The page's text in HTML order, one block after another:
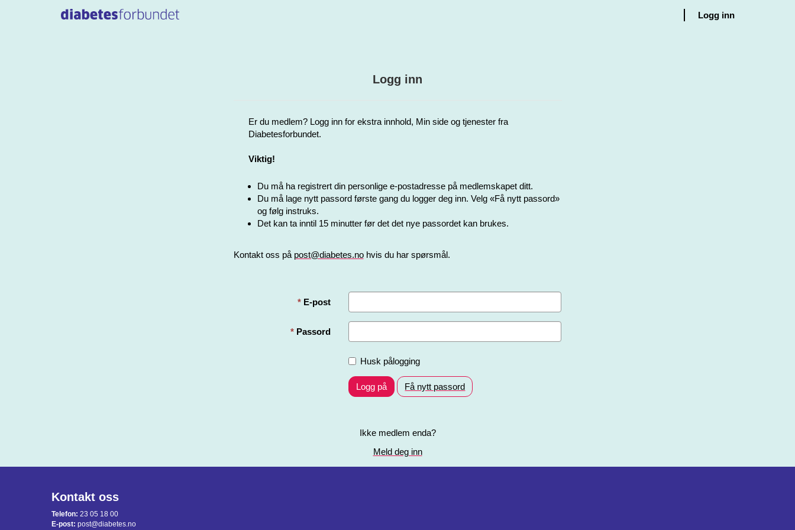
Logg inn
Logg inn
Er du medlem? Logg inn for ekstra innhold, Min side og tjenester fra
Diabetesforbundet.
Viktig!
Du må ha registrert din personlige e-postadresse på medlemskapet ditt.
Du må lage nytt passord første gang du logger deg inn. Velg «Få nytt passord»
og følg instruks.
Det kan ta inntil 15 minutter før det det nye passordet kan brukes.
Kontakt oss på post@diabetes.nohvis du har spørsmål.
E-post
Passord
Husk pålogging
Logg på Få nytt passord
Ikke medlem enda?
Meld deg inn
Kontakt oss
Telefon: 23 05 18 00
E-post: post@diabetes.no